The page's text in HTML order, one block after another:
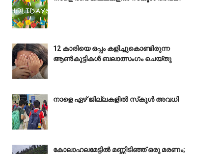
12 കാരിയെ ഒപ്പം കളിച്ചുകൊണ്ടിരുന്ന
ആൺകുട്ടികൾ ബലാത്സംഗം ചെയ്‌തു
നാളെ ഏഴ് ജില്ലകളിൽ സ്‌കൂൾ അവധി
കോലാഹലമേട്ടിൽ മണ്ണിടിഞ്ഞ് ഒരു മരണം;